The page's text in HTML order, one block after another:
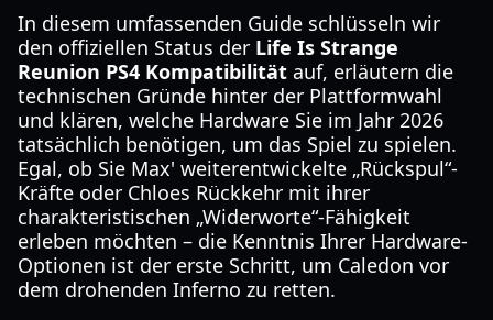
In diesem umfassenden Guide schlüsseln wir
den offiziellen Status der Life Is Strange
Reunion PS4 Kompatibilität auf, erläutern die
technischen Gründe hinter der Plattformwahl
und klären, welche Hardware Sie im Jahr 2026
tatsächlich benötigen, um das Spiel zu spielen.
Egal, ob Sie Max' weiterentwickelte „Rückspul“-
Kräfte oder Chloes Rückkehr mit ihrer
charakteristischen „Widerworte“-Fähigkeit
erleben möchten – die Kenntnis Ihrer Hardware-
Optionen ist der erste Schritt, um Caledon vor
dem drohenden Inferno zu retten.